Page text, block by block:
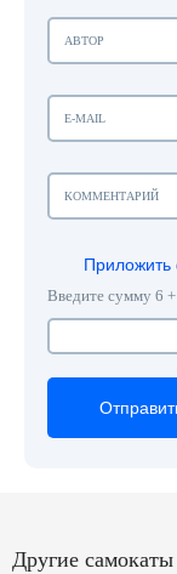
Приложить
Введите сумму 6
Отправить
Отправить
Другие самокаты